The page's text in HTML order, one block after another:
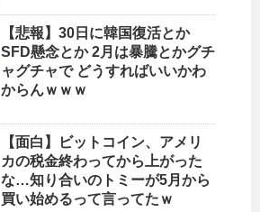
【悲報】30日に韓国復活とか
SFD懸念とか 2月は暴騰とかグチ
ャグチャで どうすればいいかわ
からんｗｗｗ
【面白】ビットコイン、アメリ
カの税金終わってから上がった
な…知り合いのトミーが5月から
買い始めるって言ってたｗ